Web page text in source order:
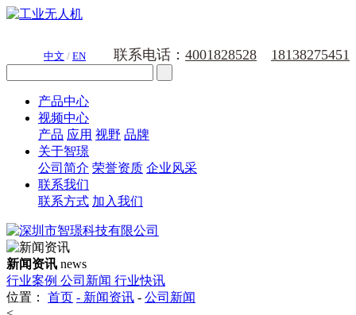
中文 / EN 联系电话： 4001828528 18138275451
产品中心
视频中心
产品 应用 视野 品牌
关于智璟
公司简介 荣誉资质 企业风采
联系我们
联系方式 加入我们
新闻资讯 news
行业案例 公司新闻 行业快讯
位置：
首页 - 新闻资讯 - 公司新闻